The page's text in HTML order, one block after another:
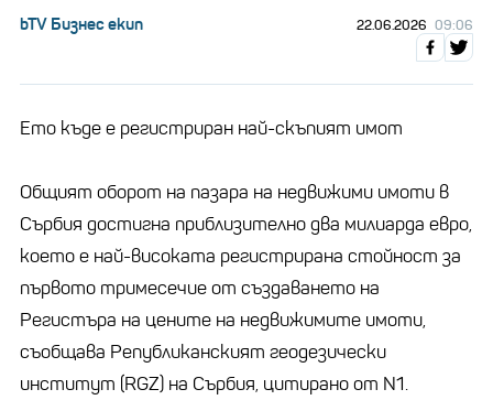
bTV Бизнес екип 22.06.2026 09:06
Ето къде е регистриран най-скъпият имот
Общият оборот на пазара на недвижими имоти в
Сърбия достигна приблизително два милиарда евро,
което е най-високата регистрирана стойност за
първото тримесечие от създаването на
Регистъра на цените на недвижимите имоти,
съобщава Републиканският геодезически
институт (RGZ) на Сърбия, цитирано от N1.